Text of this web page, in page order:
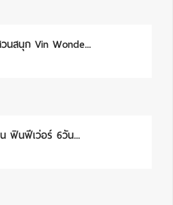
นสนุก Vin Wonde...
ฟินฟีเว่อร์ 6วัน...